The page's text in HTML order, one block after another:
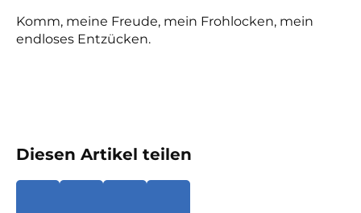
Komm, meine Freude, mein Frohlocken, mein
endloses Entzücken.
Diesen Artikel teilen